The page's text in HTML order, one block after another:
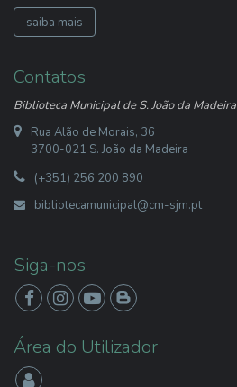
saiba mais
Contatos
Biblioteca Municipal de S. João da Madeira
Rua Alão de Morais, 36
3700-021 S. João da Madeira
(+351) 256 200 890
bibliotecamunicipal@cm-sjm.pt
Siga-nos
Área do Utilizador